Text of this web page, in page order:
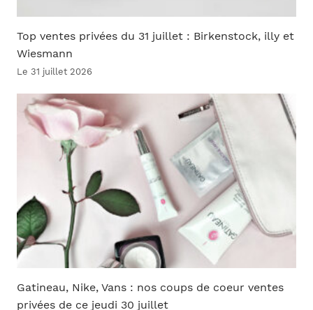
Top ventes privées du 31 juillet : Birkenstock, illy et
Wiesmann
Le 31 juillet 2026
Gatineau, Nike, Vans : nos coups de coeur ventes
privées de ce jeudi 30 juillet